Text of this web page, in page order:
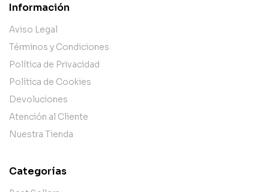
Información
Aviso Legal
Términos y Condiciones
Política de Privacidad
Política de Cookies
Devoluciones
Atención al Cliente
Nuestra Tienda
Categorías